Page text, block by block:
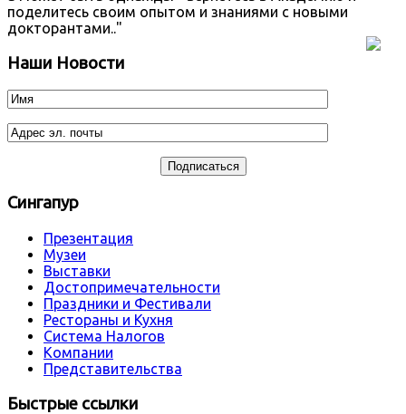
поделитесь своим опытом и знаниями с новыми
докторантами.."
Наши Новости
Сингапур
Презентация
Музеи
Выставки
Достопримечательности
Праздники и Фестивали
Рестораны и Кухня
Система Налогов
Компании
Представительства
Быстрые ссылки